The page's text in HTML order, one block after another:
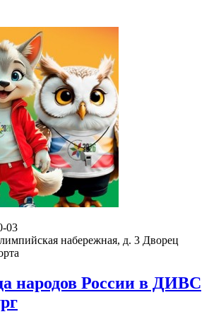
03
набережная, д. 3 Дворец
народов России в ДИВС